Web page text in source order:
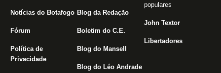
Notícias do Botafogo
Fórum
Política de
Privacidade
Blog da Redação
Boletim do C.E.
Blog do Mansell
Blog do Léo Andrade
populares
John Textor
Libertadores